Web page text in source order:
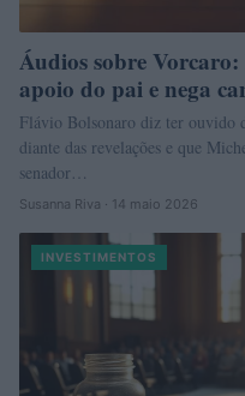
Áudios sobre
apoio do pai e nega
Flávio Bolsonaro diz ter ouvido
diante das revelações e que
senador…
Susanna Riva · 14 maio 2026
INVESTIMENTOS